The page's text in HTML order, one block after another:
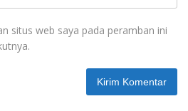
situs web saya pada peramban ini